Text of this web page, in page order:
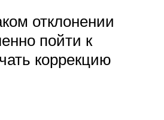
отклонении
пойти к
коррекцию